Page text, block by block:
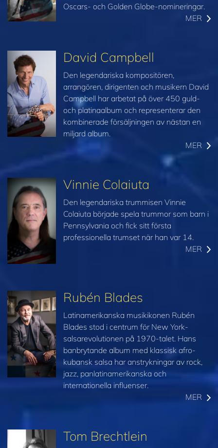
Oscars- och Golden Globe-nomineringar.
MER
David Campbell
Den legendariska kompositören,
arrangören, dirigenten och musikern David
Campbell har arbetat på över 450 guld-
och platinaalbum och representerar den
kombinerade försäljningen av nästan en
miljard album.
MER
Vinnie Colaiuta
Den legendariska trummisen Vinnie
Colaiuta började spela trummor som barn i
Pennsylvania och fick sitt första
professionella trumset när han var 14.
MER
Rubén Blades
Latinamerikanska musikikonen Rubén
Blades stod i centrum för New York-
salsarevolutionen på 1970-talet. Hans
banbrytande album med klassisk afro-
kubansk salsa har anstrykningar av rock,
jazz, panlatinamerikanska och
internationella influenser.
MER
Tom Brechtlein